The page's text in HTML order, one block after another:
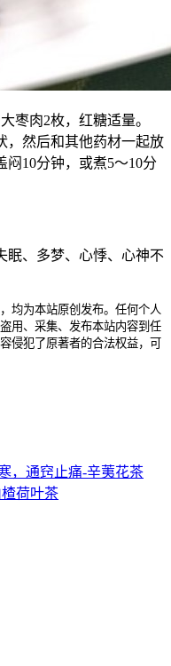
枣肉2枚，红糖适量。
，然后和其他药材一起放
闷10分钟，或煮5～10分
眠、多梦、心悸、心神不
均为本站原创发布。任何个人
用、采集、发布本站内容到任
侵犯了原著者的合法权益，可
，通窍止痛-辛荑花茶
楂荷叶茶